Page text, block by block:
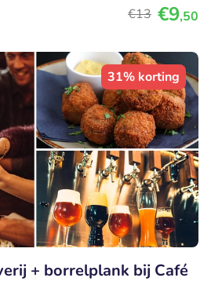
€13 €9,50
31% korting
+ borrelplank bij Café